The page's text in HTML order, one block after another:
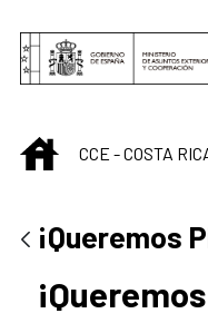
INICIO
CCE - COSTA
¡Queremos